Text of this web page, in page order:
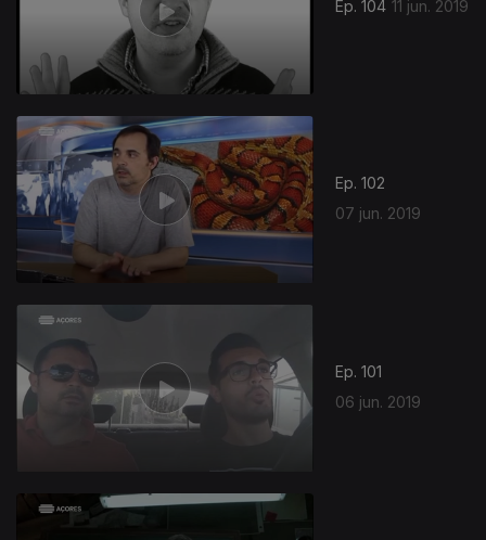
Ep. 104 11 jun. 2019
Ep. 102
07 jun. 2019
Ep. 101
06 jun. 2019
411467